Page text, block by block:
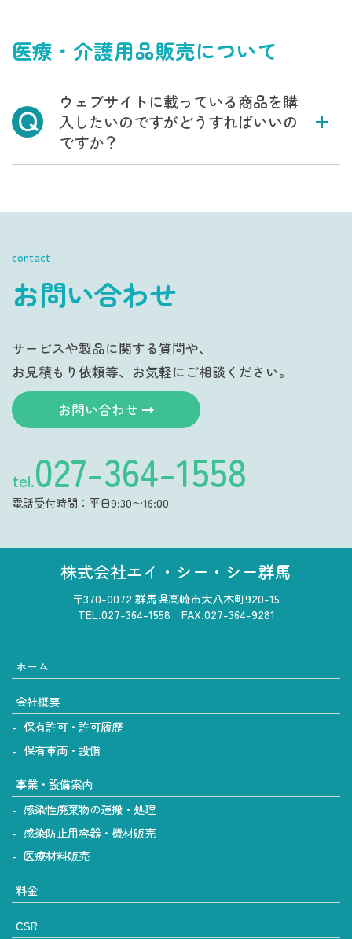
医療・介護用品販売について
Q
ウェブサイトに載っている商品を購
入したいのですがどうすればいいの
ですか？
contact
お問い合わせ
サービスや製品に関する質問や、
お見積もり依頼等、お気軽にご相談ください。
お問い合わせ
tel.027-364-1558
電話受付時間：平日9:30〜16:00
株式会社エイ・シー・シー群馬
〒370-0072 群馬県高崎市大八木町920-15
TEL.027-364-1558 FAX.027-364-9281
ホーム
会社概要
保有許可・許可履歴
保有車両・設備
事業・設備案内
感染性廃棄物の運搬・処理
感染防止用容器・機材販売
医療材料販売
料金
CSR